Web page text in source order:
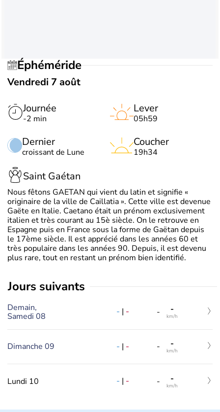
Éphéméride
Vendredi 7 août
Journée
-2 min
Dernier
croissant de Lune
Lever
05h59
Coucher
19h34
Saint Gaétan
Nous fêtons GAETAN qui vient du latin et signifie «
originaire de la ville de Caillatia ». Cette ville est devenue
Gaëte en Italie. Caetano était un prénom exclusivement
italien et très courant au 15è siècle. On le retrouve en
Espagne puis en France sous la forme de Gaëtan depuis
le 17ème siècle. Il est apprécié dans les années 60 et
très populaire dans les années 90. Depuis, il est devenu
plus rare, tout en restant un prénom bien identifié.
jours suivants
Demain,
Samedi 08
- | - - -
km/h
Dimanche 09 - | - - -
km/h
Lundi 10 - | - - -
km/h